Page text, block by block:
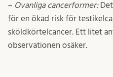
– Ovanliga cancerformer:Det
för en ökad risk för
sköldkörtelcancer. Ett litet
observationen osäker.